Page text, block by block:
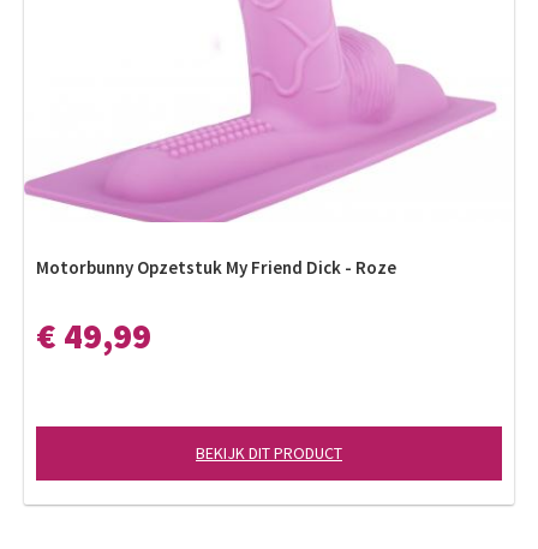
Motorbunny Opzetstuk My Friend Dick - Roze
€ 49,99
BEKIJK DIT PRODUCT